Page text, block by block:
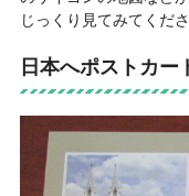
じっくり見てみてくださ
日本へポストカー